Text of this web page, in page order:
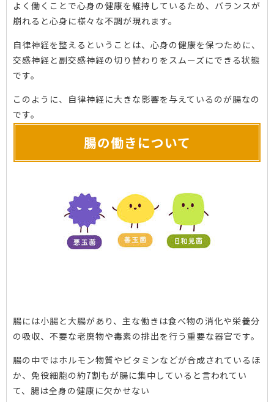
よく働くことで心身の健康を維持しているため、バランスが
崩れると心身に様々な不調が現れます。
自律神経を整えるということは、心身の健康を保つために、
交感神経と副交感神経の切り替わりをスムーズにできる状態
です。
このように、自律神経に大きな影響を与えているのが腸なの
です。
腸の働きについて
腸には小腸と大腸があり、主な働きは食べ物の消化や栄養分
の吸収、不要な老廃物や毒素の排出を行う重要な器官です。
腸の中ではホルモン物質やビタミンなどが合成されているほ
か、免役細胞の約7割もが腸に集中していると言われてい
て、腸は全身の健康に欠かせない